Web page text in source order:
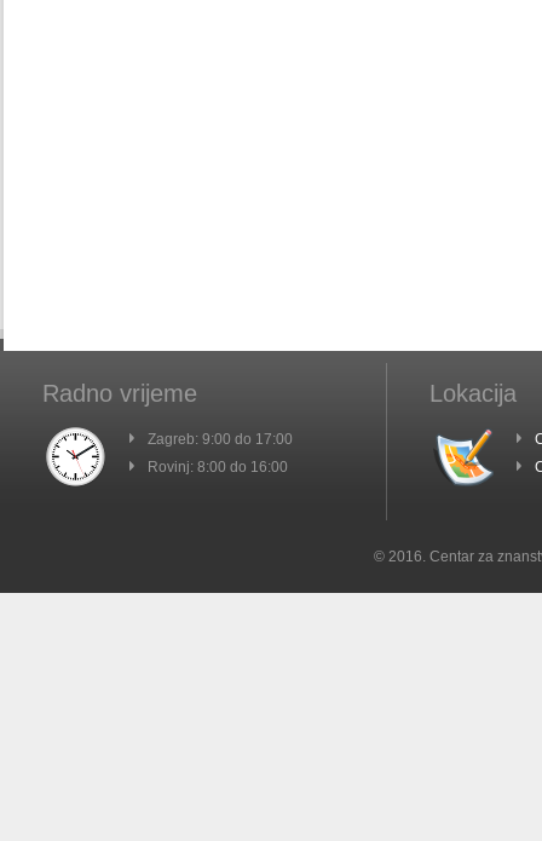
Radno vrijeme
Zagreb: 9:00 do 17:00
Rovinj: 8:00 do 16:00
Lokacija
© 2016. Centar za